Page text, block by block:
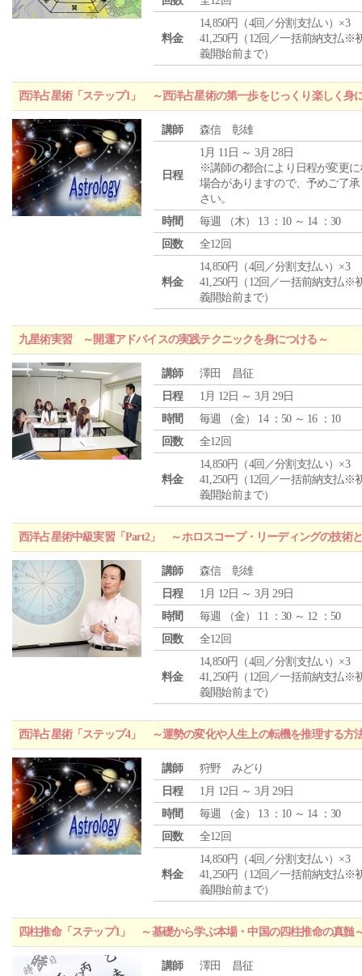
料金
14,850円（4回／分割支払い）×3
41,250円（12回／一括前納支払※
義開始前まで）
西洋占星術「ステップ1」 ～西洋占星術の第一歩をじっくり楽しく身
講師 森信 彰雄
日程
1月 11日 ～ 3月 28日
※講師の都合により日程が変更に
場合がありますので、予めご了承
さい。
時間
毎週 （木） 13 ：10 ～ 14 ：30
回数
全12回
料金
14,850円（4回／分割支払い）×3
41,250円（12回／一括前納支払※
義開始前まで）
九星術実習 ～開運アドバイスの実践テクニックを身につける～
講師
澤田 昌征
日程
1月 12日 ～ 3月 29日
時間
毎週 （金） 14 ：50 ～ 16 ：10
回数
全12回
料金
14,850円（4回／分割支払い）×3
41,250円（12回／一括前納支払※
義開始前まで）
西洋占星術中級実習「Part2」 ～ホロスコープ・リーディングの技術
講師
森信 彰雄
日程
1月 12日 ～ 3月 29日
時間
毎週 （金） 11 ：30 ～ 12 ：50
回数
全12回
料金
14,850円（4回／分割支払い）×3
41,250円（12回／一括前納支払※
義開始前まで）
西洋占星術「ステップ4」 ～運勢の変化や人生上の転機を推理する方
講師
狩野 みどり
日程
1月 12日 ～ 3月 29日
時間
毎週 （金） 13 ：10 ～ 14 ：30
回数
全12回
料金
14,850円（4回／分割支払い）×3
41,250円（12回／一括前納支払※
義開始前まで）
四柱推命「ステップ1」 ～基礎から学ぶ本場・中国の四柱推命の真髄
講師
澤田 昌征